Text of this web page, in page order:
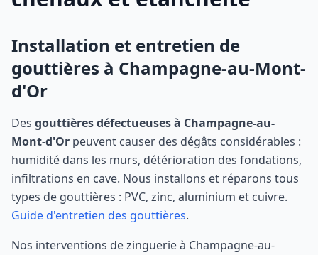
Installation et entretien de
gouttières à Champagne-au-Mont-
d'Or
Des gouttières défectueuses à Champagne-au-
Mont-d'Or peuvent causer des dégâts considérables :
humidité dans les murs, détérioration des fondations,
infiltrations en cave. Nous installons et réparons tous
types de gouttières : PVC, zinc, aluminium et cuivre.
Guide d'entretien des gouttières.
Nos interventions de zinguerie à Champagne-au-